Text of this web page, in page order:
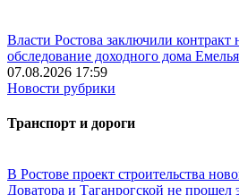
Власти Ростова заключили контракт
обследование доходного дома
07.08.2026 17:59
Новости рубрики
Транспорт и дороги
В Ростове проект строительства
Доватора и Таганрогской не прошел